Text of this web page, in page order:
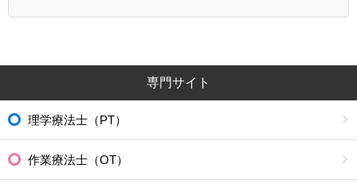
専門サイト
理学療法士（PT）
作業療法士（OT）